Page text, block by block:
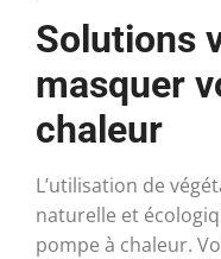
Solutions
masquer
chaleur
L’utilisation de
naturelle et
pompe à chaleur.